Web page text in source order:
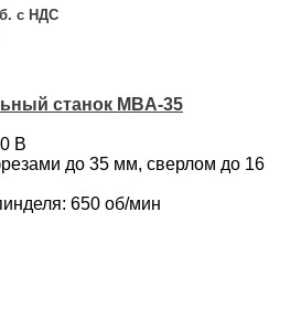
станок MBA-35
В
до 35 мм, сверлом до 16
650 об/мин